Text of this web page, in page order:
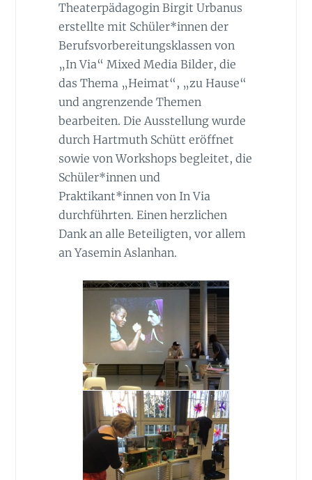
Theaterpädagogin Birgit Urbanus
erstellte mit Schüler*innen der
Berufsvorbereitungsklassen von
„In Via“ Mixed Media Bilder, die
das Thema „Heimat“, „zu Hause“
und angrenzende Themen
bearbeiten. Die Ausstellung wurde
durch Hartmuth Schütt eröffnet
sowie von Workshops begleitet, die
Schüler*innen und
Praktikant*innen von In Via
durchführten. Einen herzlichen
Dank an alle Beteiligten, vor allem
an Yasemin Aslanhan.